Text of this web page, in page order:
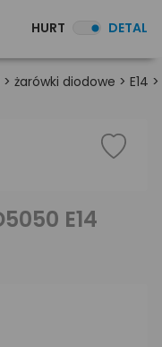
HURT DETAL
> żarówki diodowe > E14 >
E14